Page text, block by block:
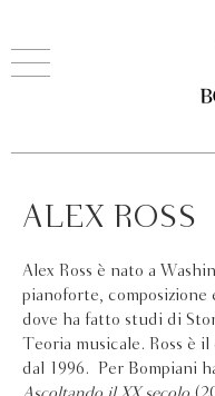
ALEX ROSS
Alex Ross è nato a
pianoforte,
dove ha fatto studi di
Teoria musicale. Ross è
dal 1996. Per Bompiani